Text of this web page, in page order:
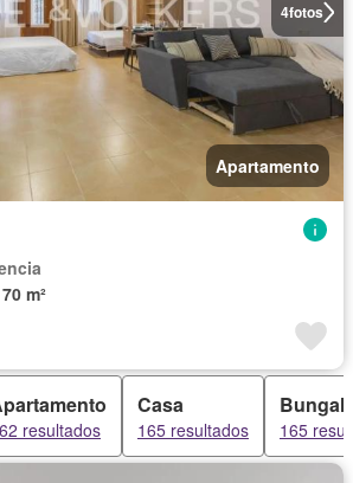
4fotos
Apartamento
70 m²
resultados
Casa
165 resultados 165